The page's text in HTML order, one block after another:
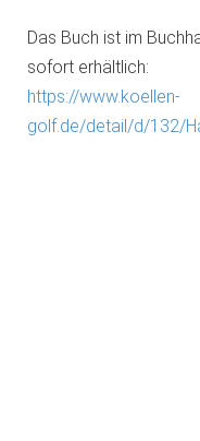
Das Buch ist im
sofort erhältlich:
https://www.koellen-
golf.de/detail/d/132/